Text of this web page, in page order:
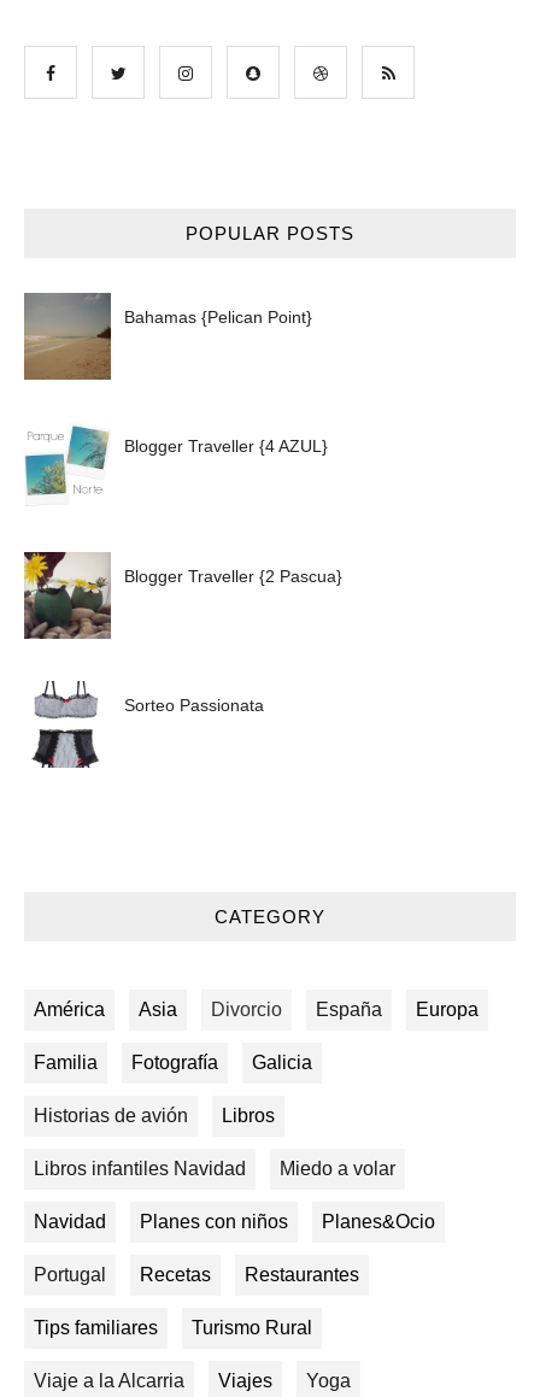
POPULAR POSTS
Bahamas {Pelican Point}
Blogger Traveller {4 AZUL}
Blogger Traveller {2 Pascua}
Sorteo Passionata
CATEGORY
América Asia Divorcio España Europa
Familia Fotografía Galicia
Historias de avión Libros
Libros infantiles Navidad Miedo a volar
Navidad Planes con niños Planes&Ocio
Portugal Recetas Restaurantes
Tips familiares Turismo Rural
Viaje a la Alcarria Viajes Yoga